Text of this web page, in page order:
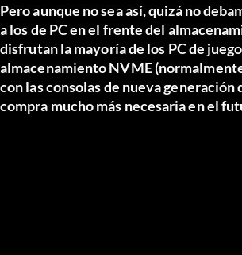
Pero aunque no sea así, quizá no
a los de PC en el frente del
disfrutan la mayoría de los PC de
almacenamiento NVME
con las consolas de nueva
compra mucho más necesaria en el